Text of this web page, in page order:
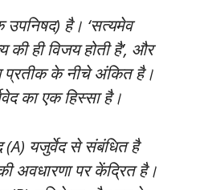
है। ‘सत्यमेव
की ही विजय होती है’, और
प्रतीक के नीचे अंकित है।
का एक हिस्सा है।
(A) यजुर्वेद से संबंधित है
अवधारणा पर केंद्रित है।